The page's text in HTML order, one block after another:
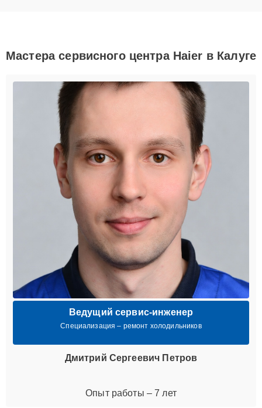
Мастера сервисного центра Haier в Калуге
Ведущий сервис-инженер
Специализация – ремонт холодильников
Дмитрий Сергеевич Петров
Опыт работы – 7 лет